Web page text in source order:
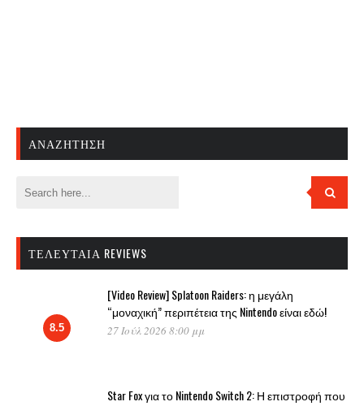
ΑΝΑΖΉΤΗΣΗ
ΤΕΛΕΥΤΑΊΑ REVIEWS
8.5
[Video Review] Splatoon Raiders: η μεγάλη
“μοναχική” περιπέτεια της Nintendo είναι εδώ!
27 Ιούλ 2026 8:00 μμ
Star Fox για το Nintendo Switch 2: Η επιστροφή που